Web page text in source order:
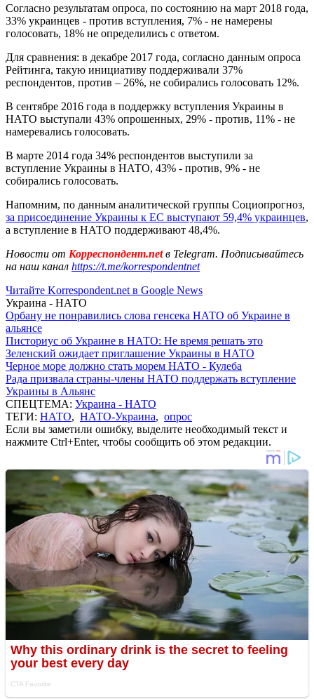
Согласно результатам опроса, по состоянию на март 2018 года,
33% украинцев - против вступления, 7% - не намерены
голосовать, 18% не определились с ответом.
Для сравнения: в декабре 2017 года, согласно данным опроса
Рейтинга, такую инициативу поддерживали 37%
респондентов, против – 26%, не собирались голосовать 12%.
В сентябре 2016 года в поддержку вступления Украины в
НАТО выступали 43% опрошенных, 29% - против, 11% - не
намеревались голосовать.
В марте 2014 года 34% респондентов выступили за
вступление Украины в НАТО, 43% - против, 9% - не
собирались голосовать.
Напомним, по данным аналитической группы Социопрогноз,
за присоединение Украины к ЕС выступают 59,4% украинцев,
а вступление в НАТО поддерживают 48,4%.
Новости от Корреспондент.netв Telegram. Подписывайтесь
на наш канал https://t.me/korrespondentnet
Читайте Korrespondent.net в Google News
Украина - НАТО
Орбану не понравились слова генсека НАТО об Украине в
альянсе
Писториус об Украине в НАТО: Не время решать это
Зеленский ожидает приглашение Украины в НАТО
Черное море должно стать морем НАТО - Кулеба
Рада призвала страны-члены НАТО поддержать вступление
Украины в Альянс
СПЕЦТЕМА: Украина - НАТО
ТЕГИ: НАТО, НАТО-Украина, опрос
Если вы заметили ошибку, выделите необходимый текст и
нажмите Ctrl+Enter, чтобы сообщить об этом редакции.